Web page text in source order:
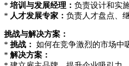
* 培训与发展经理： 负责设计和实
* 人才发展专家： 负责人才盘点、
挑战与解决方案：
* 挑战： 如何在竞争激烈的市场中
* 解决方案：